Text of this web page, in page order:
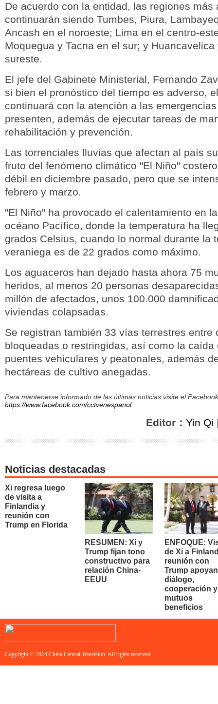
De acuerdo con la entidad, las regiones más
continuarán siendo Tumbes, Piura,
Ancash en el noroeste; Lima en el centro-
Moquegua y Tacna en el sur; y
sureste.
El jefe del Gabinete Ministerial, Fernando
si bien el pronóstico del tiempo es adverso,
continuará con la atención a las
presenten, además de ejecutar tareas de
rehabilitación y prevención.
Las torrenciales lluvias que afectan al país
fruto del fenómeno climático "El Niño"
débil en diciembre pasado, pero que se
febrero y marzo.
"El Niño" ha provocado el calentamiento en
océano Pacífico, donde la temperatura ha
grados Celsius, cuando lo normal durante la
veraniega es de 22 grados como máximo.
Los aguaceros han dejado hasta ahora 75
heridos, al menos 20 personas
millón de afectados, unos 100.000
viviendas colapsadas.
Se registran también 33 vías terrestres entre
bloqueadas o restringidas, así como la caída
puentes vehiculares y peatonales, además
hectáreas de cultivo anegadas.
Para mantenerse informado de las últimas noticias visite el
https://www.facebook.com/cctvenespanol
Editor： Yin Qi
Noticias destacadas
Xi regresa luego
de visita a
Finlandia y
reunión con
Trump en Florida
RESUMEN: Xi y
Trump fijan tono
constructivo para
relación China-
EEUU
ENFOQUE:
de Xi a
reunión con
Trump apoyan
diálogo,
cooperación y
mutuos
beneficios
Copyright © 2014 China Central Television. All rights reserved.